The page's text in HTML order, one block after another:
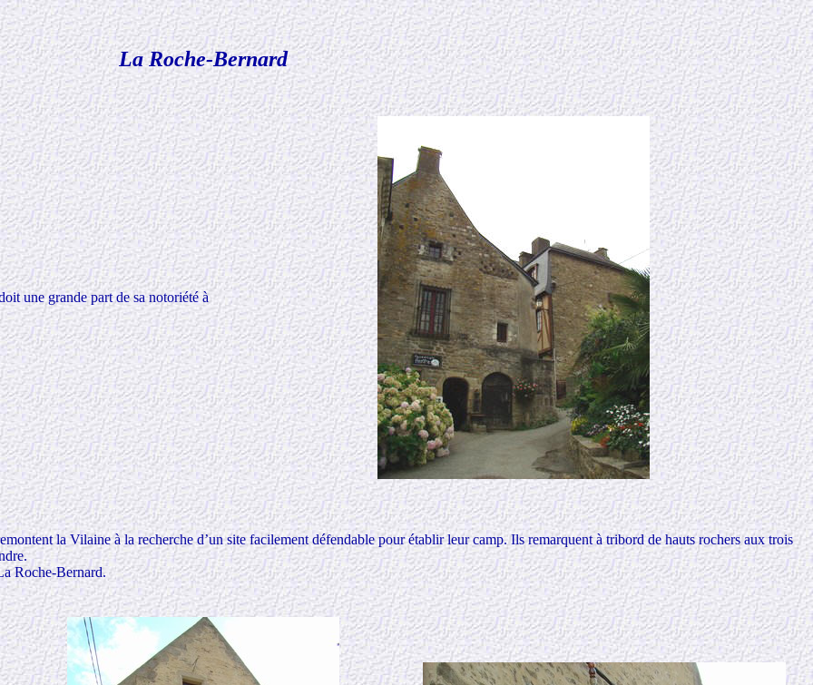
La Roche-Bernard
une grande part de sa notoriété à
la Vilaine à la recherche d’un site facilement défendable pour établir leur camp. Ils remarquent à tribord de hauts rochers aux trois
Roche-Bernard.